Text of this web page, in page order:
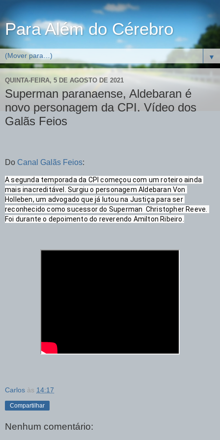
Para Além do Cérebro
▼
QUINTA-FEIRA, 5 DE AGOSTO DE 2021
Superman paranaense, Aldebaran é
novo personagem da CPI. Vídeo dos
Galãs Feios
Do Canal Galãs Feios:
A segunda temporada da CPI começou com um roteiro ainda
mais inacreditável. Surgiu o personagem Aldebaran Von
Holleben, um advogado que já lutou na Justiça para ser
reconhecido como sucessor do Superman  Christopher Reeve.
Foi durante o depoimento do reverendo Amilton Ribeiro.
Carlos às 14:17
Compartilhar
Nenhum comentário: